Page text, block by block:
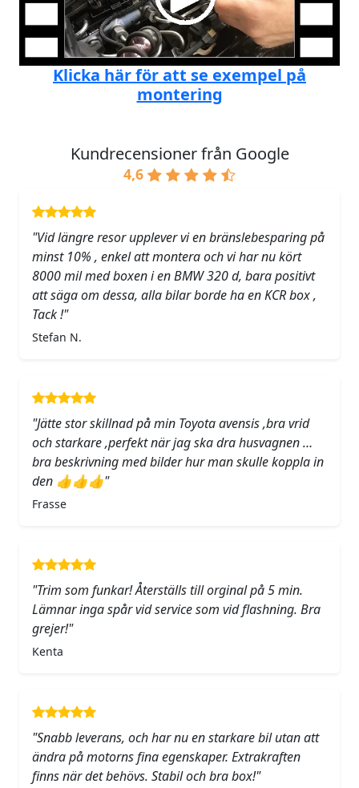
Klicka här för att se exempel på
montering
Kundrecensioner från Google
4,6
"Vid längre resor upplever vi en bränslebesparing på
minst 10% , enkel att montera och vi har nu kört
8000 mil med boxen i en BMW 320 d, bara positivt
att säga om dessa, alla bilar borde ha en KCR box ,
Tack !"
Stefan N.
"Jätte stor skillnad på min Toyota avensis ,bra vrid
och starkare ,perfekt när jag ska dra husvagnen …
bra beskrivning med bilder hur man skulle koppla in
den 👍👍👍"
Frasse
"Trim som funkar! Återställs till orginal på 5 min.
Lämnar inga spår vid service som vid flashning. Bra
grejer!"
Kenta
"Snabb leverans, och har nu en starkare bil utan att
ändra på motorns fina egenskaper. Extrakraften
finns när det behövs. Stabil och bra box!"